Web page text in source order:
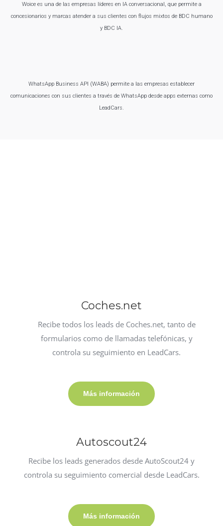
Woice es una de las empresas líderes en IA conversacional, que permite a
concesionarios y marcas atender a sus clientes con flujos mixtos de BDC humano
y BDC IA.
WhatsApp Business API (WABA) permite a las empresas establecer
comunicaciones con sus clientes a través de WhatsApp desde apps externas como
LeadCars.
Coches.net
Recibe todos los leads de Coches.net, tanto de
formularios como de llamadas telefónicas, y
controla su seguimiento en LeadCars.
Más información
Autoscout24
Recibe los leads generados desde AutoScout24 y
controla su seguimiento comercial desde LeadCars.
Más información